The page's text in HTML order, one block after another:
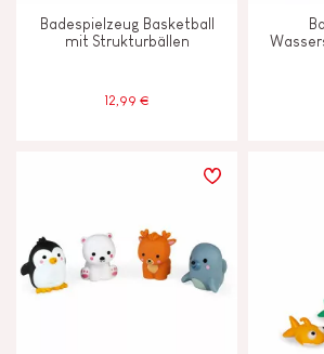
Badespielzeug Basketball
mit Strukturbällen
12,99 €